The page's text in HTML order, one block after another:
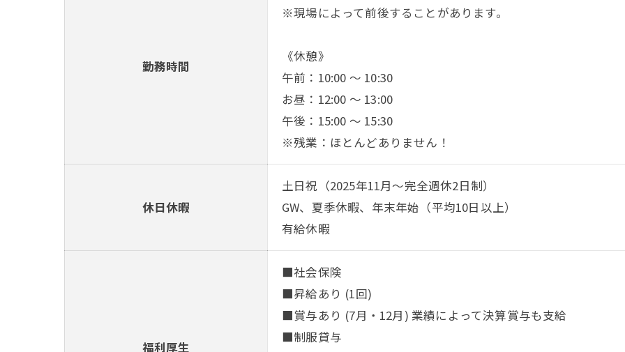
勤務時間
※現場によって前後することがあります。
《休憩》
午前：10:00 ～ 10:30
お昼：12:00 ～ 13:00
午後：15:00 ～ 15:30
※残業：ほとんどありません！
休日休暇
土日祝（2025年11月～完全週休2日制）
GW、夏季休暇、年末年始（平均10日以上）
有給休暇
福利厚生
■社会保険
■昇給あり (1回)
■賞与あり (7月・12月) 業績によって決算賞与も支給
■制服貸与